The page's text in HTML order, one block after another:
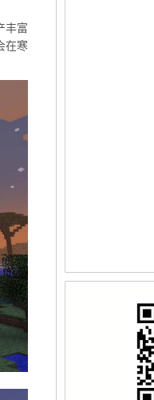
丰富
在寒